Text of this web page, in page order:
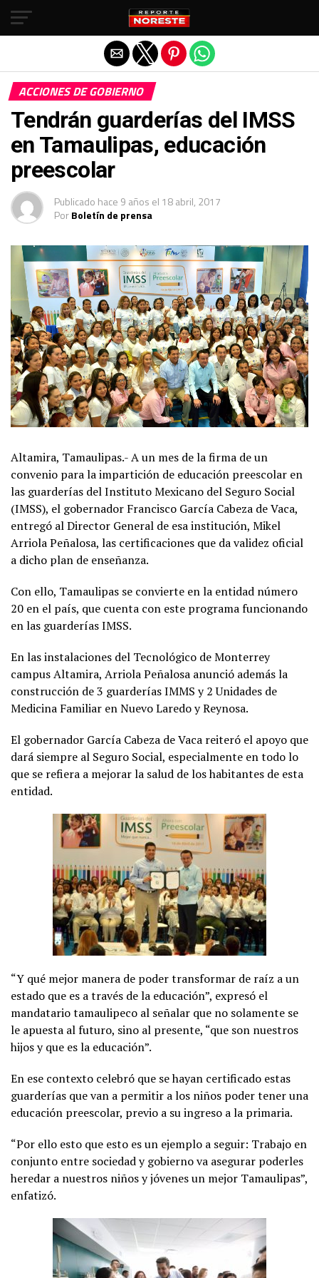
ACCIONES DE GOBIERNO
Tendrán guarderías del IMSS
en Tamaulipas, educación
preescolar
Publicado hace 9 años el 18 abril, 2017
PorBoletín de prensa
Altamira, Tamaulipas.- A un mes de la firma de un
convenio para la impartición de educación preescolar en
las guarderías del Instituto Mexicano del Seguro Social
(IMSS), el gobernador Francisco García Cabeza de Vaca,
entregó al Director General de esa institución, Mikel
Arriola Peñalosa, las certificaciones que da validez oficial
a dicho plan de enseñanza.
Con ello, Tamaulipas se convierte en la entidad número
20 en el país, que cuenta con este programa funcionando
en las guarderías IMSS.
En las instalaciones del Tecnológico de Monterrey
campus Altamira, Arriola Peñalosa anunció además la
construcción de 3 guarderías IMMS y 2 Unidades de
Medicina Familiar en Nuevo Laredo y Reynosa.
El gobernador García Cabeza de Vaca reiteró el apoyo que
dará siempre al Seguro Social, especialmente en todo lo
que se refiera a mejorar la salud de los habitantes de esta
entidad.
“Y qué mejor manera de poder transformar de raíz a un
estado que es a través de la educación”, expresó el
mandatario tamaulipeco al señalar que no solamente se
le apuesta al futuro, sino al presente, “que son nuestros
hijos y que es la educación”.
En ese contexto celebró que se hayan certificado estas
guarderías que van a permitir a los niños poder tener una
educación preescolar, previo a su ingreso a la primaria.
“Por ello esto que esto es un ejemplo a seguir: Trabajo en
conjunto entre sociedad y gobierno va asegurar poderles
heredar a nuestros niños y jóvenes un mejor Tamaulipas”,
enfatizó.
Salir de la versión móvil